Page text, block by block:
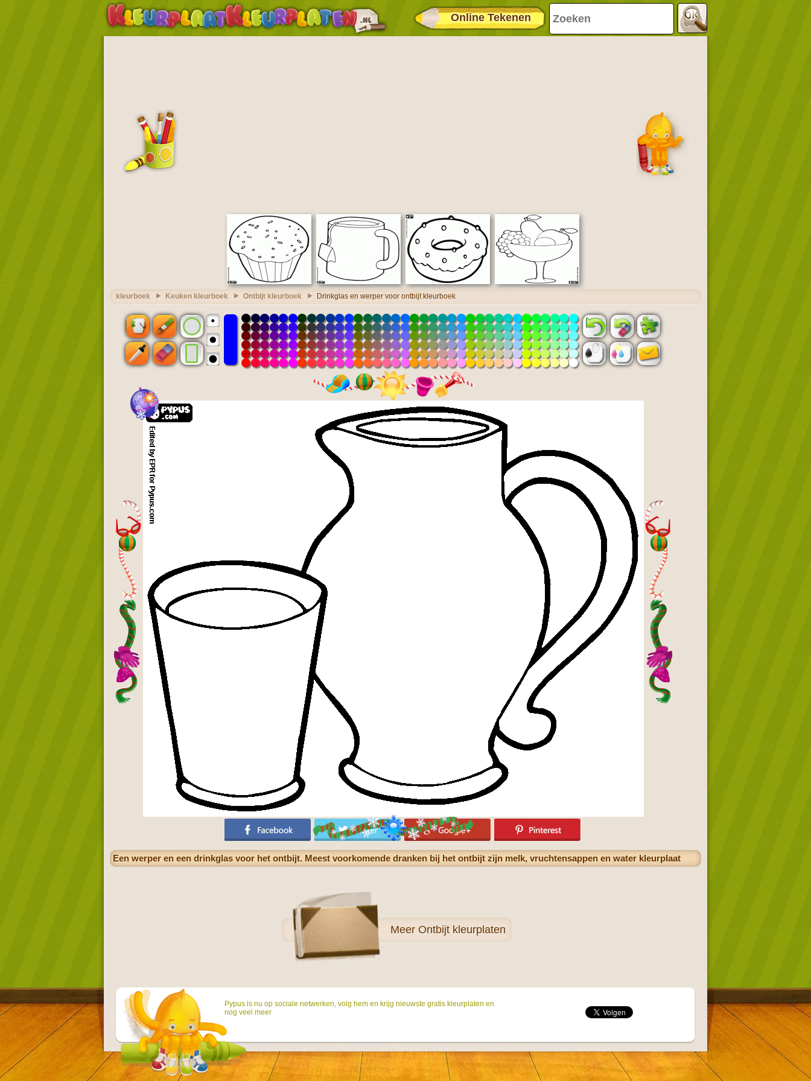
Online Tekenen
kleurboek Keuken kleurboek Ontbijt kleurboek Drinkglas en werper voor ontbijt kleurboek
Een werper en een drinkglas voor het ontbijt. Meest voorkomende dranken bij het ontbijt zijn melk, vruchtensappen en water kleurplaat
Meer Ontbijt kleurplaten
Pypus is nu op sociale netwerken, volg hem en krijg nieuwste gratis kleurplaten en
nog veel meer